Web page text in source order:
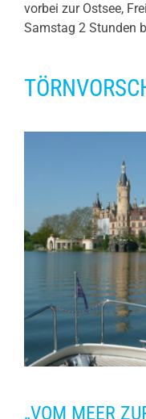
vorbei zur Ostsee,
Samstag 2 Stunden
„VOM MEER